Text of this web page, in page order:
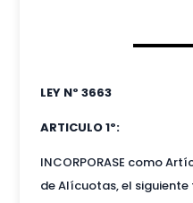
LEY Nº 3663
ARTICULO 1º:
INCORPORASE como
de Alícuotas, el siguiente